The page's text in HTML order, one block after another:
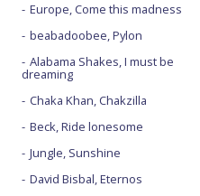
Europe, Come this madness
beabadoobee, Pylon
Alabama Shakes, I must be
dreaming
Chaka Khan, Chakzilla
Beck, Ride lonesome
Jungle, Sunshine
David Bisbal, Eternos